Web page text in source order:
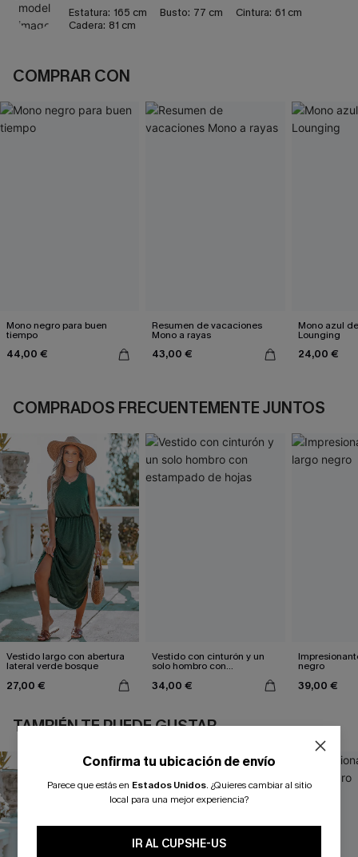
Estatura: 165 cm Busto: 77 cm Cintura: 61 cm
Cadera: 81 cm
COMPRAR CON
Mono negro para buen
tiempo
44,00 €
Resumen de vacaciones
Mono a rayas
43,00 €
Mono azul
Lounging
24,00 €
COMPRADOS FRECUENTEMENTE JUNTOS
Vestido largo con abertura
lateral verde bosque
27,00 €
Vestido con cinturón y un
solo hombro con
34,00 €
negro
39,00 €
TAMBIÉN TE PUEDE GUSTAR
Confirma tu ubicación de envío
Parece que estás en Estados Unidos. ¿Quieres cambiar al sitio
local para una mejor experiencia?
IR AL CUPSHE-US